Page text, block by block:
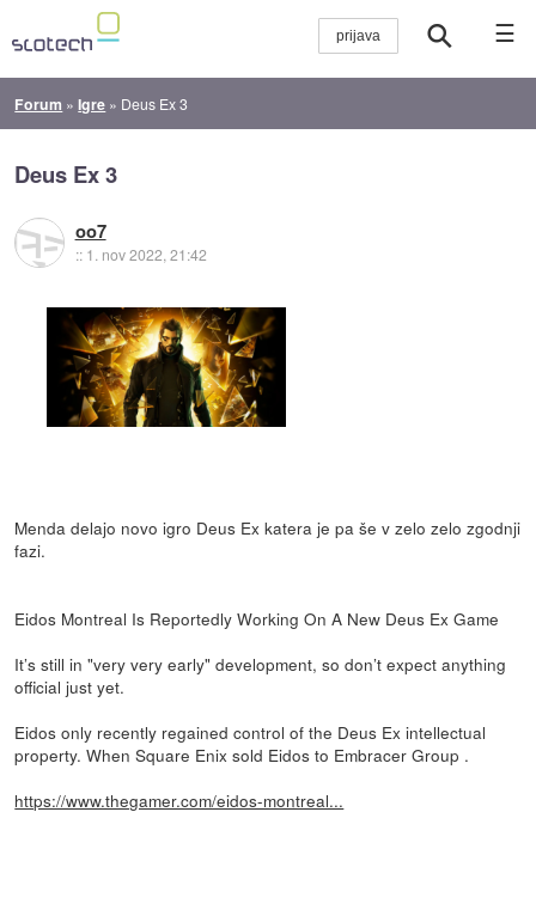
☰
Forum »Igre » Deus Ex 3
Deus Ex 3
oo7
:: 1. nov 2022, 21:42
Menda delajo novo igro Deus Ex katera je pa še v zelo zelo zgodnji
fazi.
Eidos Montreal Is Reportedly Working On A New Deus Ex Game
It’s still in "very very early" development, so don’t expect anything
official just yet.
Eidos only recently regained control of the Deus Ex intellectual
property. When Square Enix sold Eidos to Embracer Group .
https://www.thegamer.com/eidos-montreal...